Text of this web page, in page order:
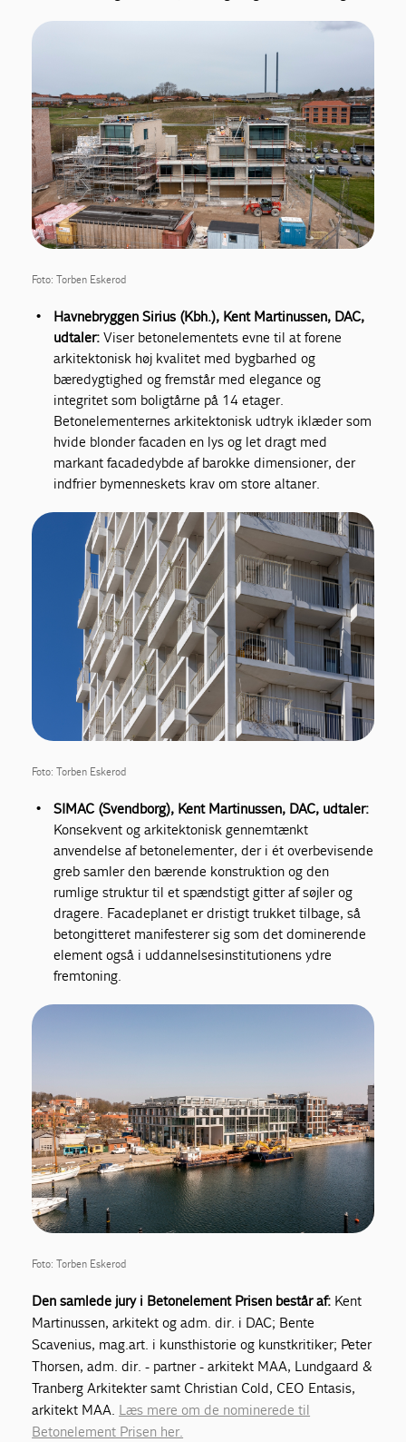
Foto: Torben Eskerod
Havnebryggen Sirius (Kbh.), Kent Martinussen, DAC,
udtaler:Viser betonelementets evne til at forene
arkitektonisk høj kvalitet med bygbarhed og
bæredygtighed og fremstår med elegance og
integritet som boligtårne på 14 etager.
Betonelementernes arkitektonisk udtryk iklæder som
hvide blonder facaden en lys og let dragt med
markant facadedybde af barokke dimensioner, der
indfrier bymenneskets krav om store altaner.
Foto: Torben Eskerod
SIMAC (Svendborg), Kent Martinussen, DAC, udtaler:
Konsekvent og arkitektonisk gennemtænkt
anvendelse af betonelementer, der i ét overbevisende
greb samler den bærende konstruktion og den
rumlige struktur til et spændstigt gitter af søjler og
dragere. Facadeplanet er dristigt trukket tilbage, så
betongitteret manifesterer sig som det dominerende
element også i uddannelsesinstitutionens ydre
fremtoning.
Foto: Torben Eskerod
Den samlede jury i Betonelement Prisen består af: Kent
Martinussen, arkitekt og adm. dir. i DAC; Bente
Scavenius, mag.art. i kunsthistorie og kunstkritiker; Peter
Thorsen, adm. dir. - partner - arkitekt MAA, Lundgaard &
Tranberg Arkitekter samt Christian Cold, CEO Entasis,
arkitekt MAA. Læs mere om de nominerede til
Betonelement Prisen her.